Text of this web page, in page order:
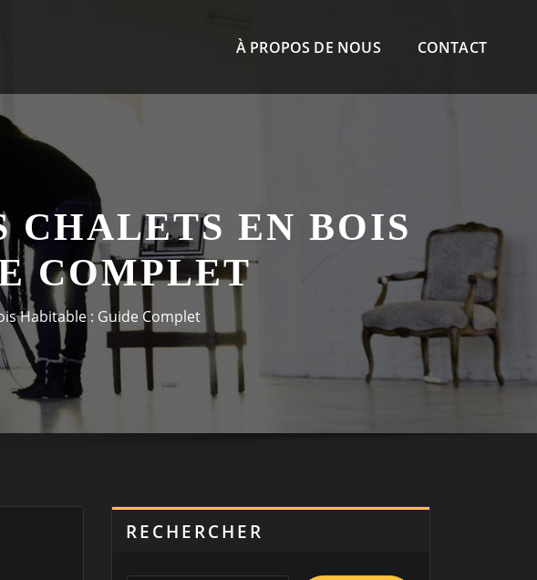
À PROPOS DE NOUS CONTACT
CHALETS EN BOIS
COMPLET
Habitable : Guide Complet
RECHERCHER